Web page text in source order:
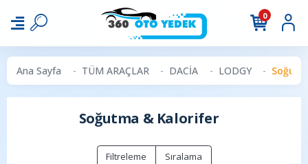
0
Ana Sayfa TÜM ARAÇLAR DACİA LODGY
Soğutma & Kalorifer
Filtreleme Sıralama